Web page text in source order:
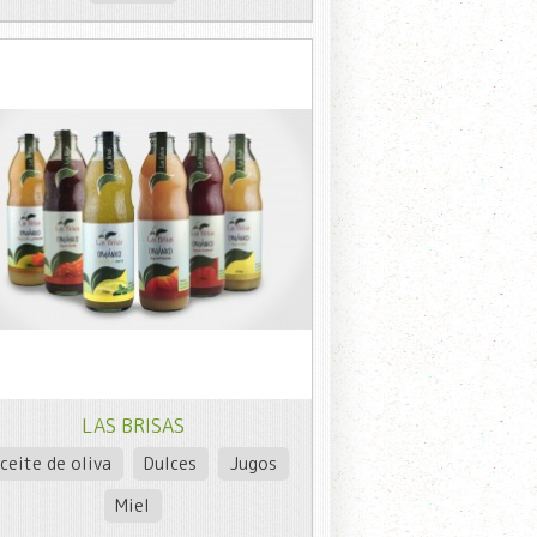
LAS BRISAS
de oliva Dulces
Jugos
Miel